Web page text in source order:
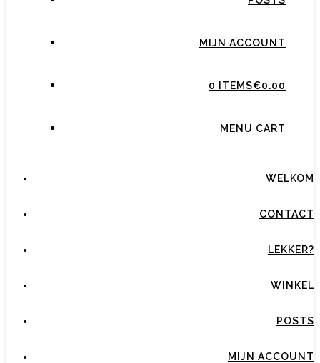
MIJN ACCOUNT
0 ITEMS€0.00
MENU CART
WELKOM
CONTACT
LEKKER?
WINKEL
POSTS
MIJN ACCOUNT